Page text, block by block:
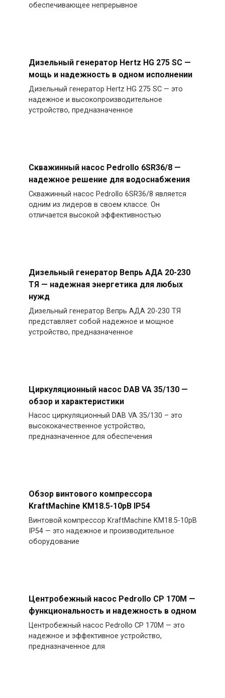
обеспечивающее непрерывное
Дизельный генератор Hertz HG 275 SC —
мощь и надежность в одном исполнении
Дизельный генератор Hertz HG 275 SC — это
надежное и высокопроизводительное
устройство, предназначенное
Скважинный насос Pedrollo 6SR36/8 —
надежное решение для водоснабжения
Скважинный насос Pedrollo 6SR36/8 является
одним из лидеров в своем классе. Он
отличается высокой эффективностью
Дизельный генератор Вепрь АДА 20-230
ТЯ — надежная энергетика для любых
нужд
Дизельный генератор Вепрь АДА 20-230 ТЯ
представляет собой надежное и мощное
устройство, предназначенное
Циркуляционный насос DAB VA 35/130 —
обзор и характеристики
Насос циркуляционный DAB VA 35/130 – это
высококачественное устройство,
предназначенное для обеспечения
Обзор винтового компрессора
KraftMachine KM18.5-10рВ IP54
Винтовой компрессор KraftMachine KM18.5-10рВ
IP54 — это надежное и производительное
оборудование
Центробежный насос Pedrollo CP 170M —
функциональность и надежность в одном
Центробежный насос Pedrollo CP 170M — это
надежное и эффективное устройство,
предназначенное для